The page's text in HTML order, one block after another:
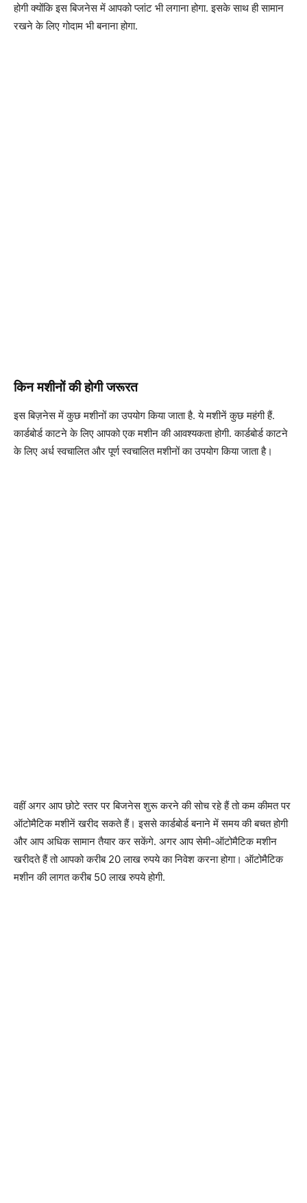
होगी क्योंकि इस बिजनेस में आपको प्लांट भी लगाना होगा. इसके साथ ही सामान
रखने के लिए गोदाम भी बनाना होगा.
किन मशीनों की होगी जरूरत
इस बिज़नेस में कुछ मशीनों का उपयोग किया जाता है. ये मशीनें कुछ महंगी हैं.
कार्डबोर्ड काटने के लिए आपको एक मशीन की आवश्यकता होगी. कार्डबोर्ड काटने
के लिए अर्ध स्वचालित और पूर्ण स्वचालित मशीनों का उपयोग किया जाता है।
वहीं अगर आप छोटे स्तर पर बिजनेस शुरू करने की सोच रहे हैं तो कम कीमत पर
ऑटोमैटिक मशीनें खरीद सकते हैं। इससे कार्डबोर्ड बनाने में समय की बचत होगी
और आप अधिक सामान तैयार कर सकेंगे. अगर आप सेमी-ऑटोमैटिक मशीन
खरीदते हैं तो आपको करीब 20 लाख रुपये का निवेश करना होगा। ऑटोमैटिक
मशीन की लागत करीब 50 लाख रुपये होगी.